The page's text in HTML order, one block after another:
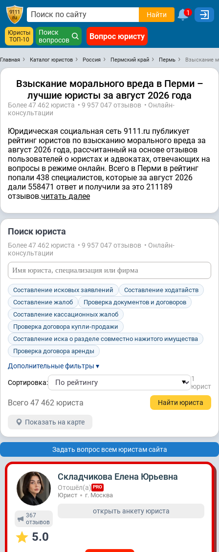
Найти 1
Юристы
ТОП-10
Поиск
вопросов
Вопрос юристу
Главная Каталог юристов Россия Пермский край Пермь Взыскание
Взыскание морального вреда в Перми –
лучшие юристы за август 2026 года
Более 47 462 юристa • 9 957 047 отзывов • Онлайн-
консультации
Юридическая социальная сеть 9111.ru публикует
рейтинг юристов по взысканию морального вреда за
август 2026 года, рассчитанный на основе отзывов
пользователей о юристах и адвокатах, отвечающих на
вопросы в режиме онлайн. Всего в Перми в рейтинг
попали 438 специалистов, которые за август 2026
дали 558471 ответ и получили за это 211189
отзывов.читать далее
Поиск юриста
Более 47 462 юристa • 9 957 047 отзывов • Онлайн-
консультации
Составление исковых заявлений
Составление ходатайств
Составление жалоб
Проверка документов и договоров
Составление кассационных жалоб
Проверка договора купли-продажи
Составление иска о разделе совместно нажитого имущества
Проверка договора аренды
Дополнительные фильтры ▾
Сортировка:
1
юрист
Всего 47 462 юристa
Показать на карте
Задать вопрос всем юристам сайта
367
отзывов
5.0
Складчикова Елена Юрьевна
Отошёл(а) PRO
Юрист г. Москва
открыть анкету юриста